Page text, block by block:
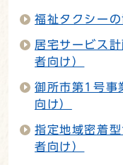
福祉タクシー
居宅サービス
者向け）
御所市第1号事
向け）
指定地域密着
者向け）